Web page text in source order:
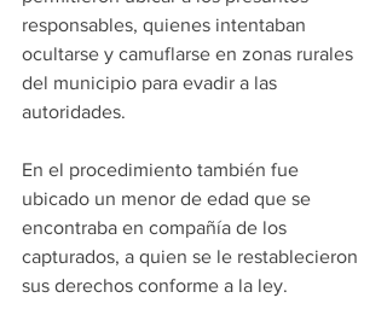
responsables, quienes intentaban
ocultarse y camuflarse en zonas rurales
del municipio para evadir a las
autoridades.
En el procedimiento también fue
ubicado un menor de edad que se
encontraba en compañía de los
capturados, a quien se le restablecieron
sus derechos conforme a la ley.